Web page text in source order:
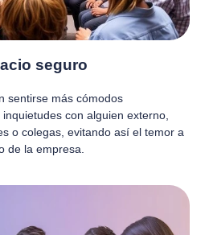
seguro
sentirse más cómodos
con alguien externo,
o colegas, evitando así el temor a
de la empresa.